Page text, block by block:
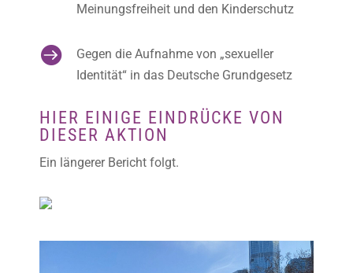
Meinungsfreiheit und den Kinderschutz

Gegen die Aufnahme von „sexueller
Identität“ in das Deutsche Grundgesetz
HIER EINIGE EINDRÜCKE VON
DIESER AKTION
Ein längerer Bericht folgt.